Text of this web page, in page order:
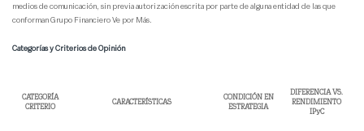
medios de comunicación, sin previa autorización escrita por parte de alguna entidad de las que
conforman Grupo Financiero Ve por Más.
Categorías y Criterios de Opinión
CATEGORÍA
CRITERIO
CARACTERÍSTICAS
CONDICIÓN EN
ESTRATEGIA
DIFERENCIA VS.
RENDIMIENTO
IPyC